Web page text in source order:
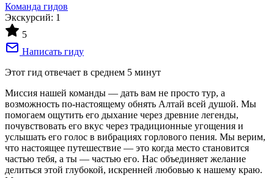
Команда гидов
Экскурсий: 1
5
Написать гиду
Этот гид отвечает в среднем 5 минут
Миссия нашей команды — дать вам не просто тур, а
возможность по-настоящему обнять Алтай всей душой. Мы
помогаем ощутить его дыхание через древние легенды,
почувствовать его вкус через традиционные угощения и
услышать его голос в вибрациях горлового пения. Мы верим,
что настоящее путешествие — это когда место становится
частью тебя, а ты — частью его. Нас объединяет желание
делиться этой глубокой, искренней любовью к нашему краю.